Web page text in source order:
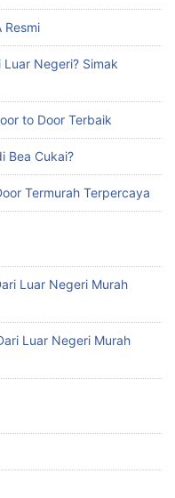
Resmi
Negeri? Simak
to Door Terbaik
Bea Cukai?
Termurah Terpercaya
Luar Negeri Murah
Luar Negeri Murah